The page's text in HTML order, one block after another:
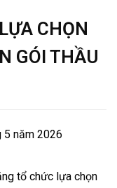
CHỌN
GÓI THẦU
5 năm 2026
tổ chức lựa chọn